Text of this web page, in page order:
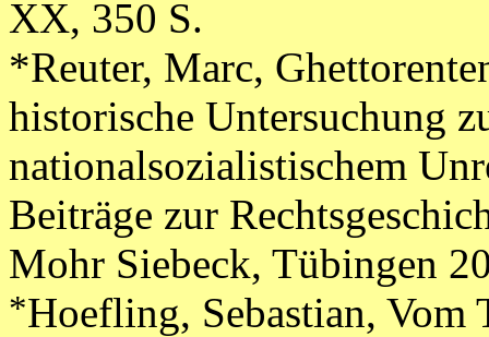
XX, 350 S.
*Reuter, Marc,
historische Untersuchung
nationalsozialistischem
Beiträge zur
Mohr Siebeck, Tübingen
*Hoefling, Sebastian, Vom